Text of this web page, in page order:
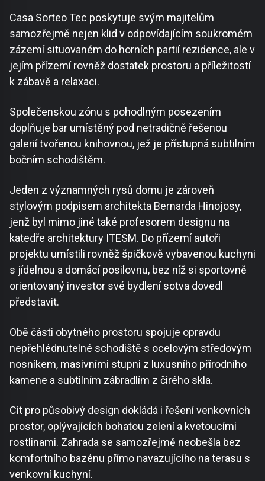
Casa Sorteo Tec poskytuje svým majitelům
samozřejmě nejen klid v odpovídajícím soukromém
zázemí situovaném do horních partií rezidence, ale v
jejím přízemí rovněž dostatek prostoru a příležitostí
k zábavě a relaxaci.
Společenskou zónu s pohodlným posezením
doplňuje bar umístěný pod netradičně řešenou
galerií tvořenou knihovnou, jež je přístupná subtilním
bočním schodištěm.
Jeden z významných rysů domu je zároveň
stylovým podpisem architekta Bernarda Hinojosy,
jenž byl mimo jiné také profesorem designu na
katedře architektury ITESM. Do přízemí autoři
projektu umístili rovněž špičkově vybavenou kuchyni
s jídelnou a domácí posilovnu, bez níž si sportovně
orientovaný investor své bydlení sotva dovedl
představit.
Obě části obytného prostoru spojuje opravdu
nepřehlédnutelné schodiště s ocelovým středovým
nosníkem, masivními stupni z luxusního přírodního
kamene a subtilním zábradlím z čirého skla.
Cit pro působivý design dokládá i řešení venkovních
prostor, oplývajících bohatou zelení a kvetoucími
rostlinami. Zahrada se samozřejmě neobešla bez
komfortního bazénu přímo navazujícího na terasu s
venkovní kuchyní.